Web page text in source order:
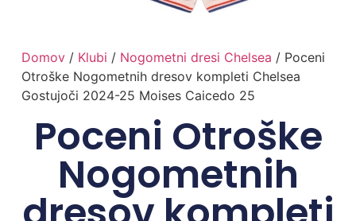
Domov/ Klubi / Nogometni dresi Chelsea / Poceni
Otroške Nogometnih dresov kompleti Chelsea
Gostujoči 2024-25 Moises Caicedo 25
Poceni Otroške
Nogometnih